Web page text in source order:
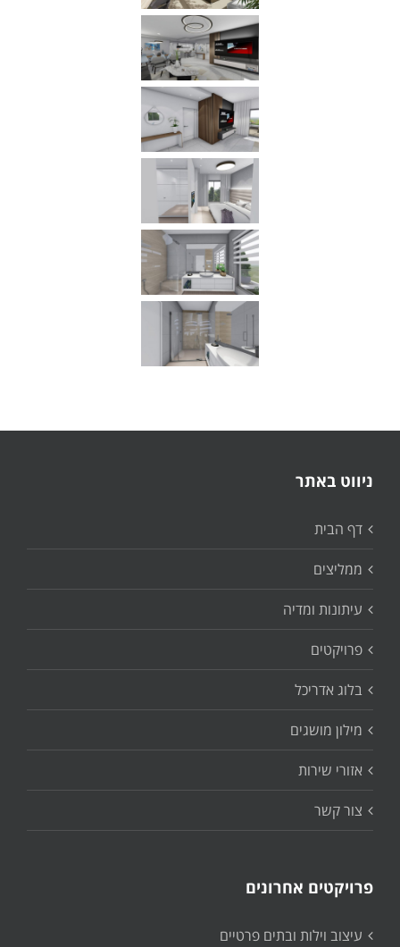
ניווט באתר
דף הבית
ממליצים
עיתונות ומדיה
פרויקטים
בלוג אדריכל
מילון מושגים
אזורי שירות
צור קשר
פרויקטים אחרונים
עיצוב וילות ובתים פרטיים